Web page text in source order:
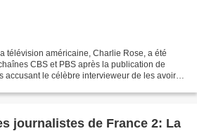
télévision américaine, Charlie Rose, a été
CBS et PBS après la publication de
accusant le célèbre intervieweur de les avoir
journalistes de France 2: La